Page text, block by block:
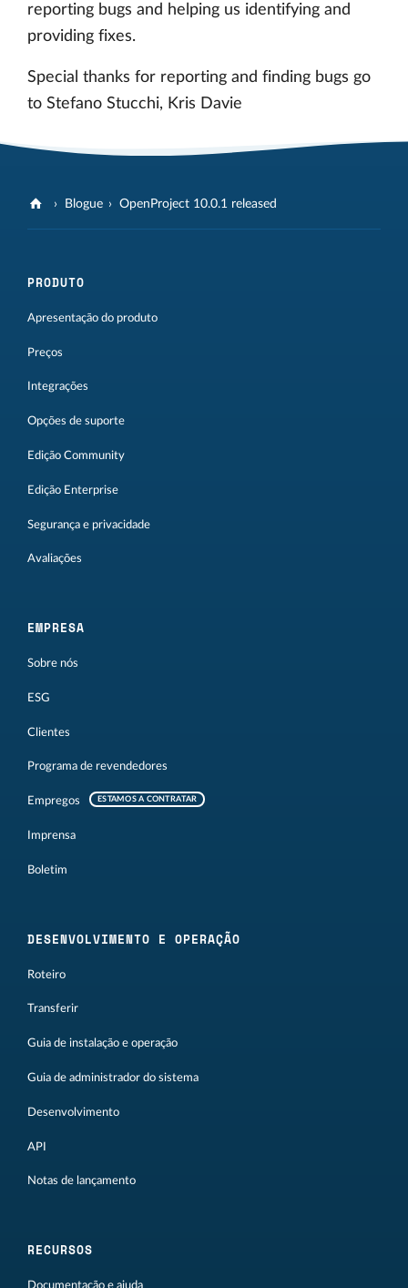
reporting bugs and helping us identifying and
providing fixes.
Special thanks for reporting and finding bugs go
to Stefano Stucchi, Kris Davie
Blogue OpenProject 10.0.1 released
PRODUTO
Apresentação do produto
Preços
Integrações
Opções de suporte
Edição Community
Edição Enterprise
Segurança e privacidade
Avaliações
EMPRESA
Sobre nós
ESG
Clientes
Programa de revendedores
Empregos ESTAMOS A CONTRATAR
Imprensa
Boletim
DESENVOLVIMENTO E OPERAÇÃO
Roteiro
Transferir
Guia de instalação e operação
Guia de administrador do sistema
Desenvolvimento
API
Notas de lançamento
RECURSOS
Documentação e ajuda